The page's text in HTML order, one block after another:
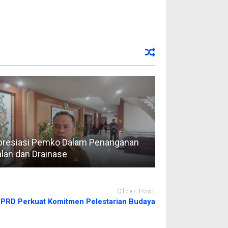
Pemko Dalam Penanganan
dan Drainase
Older Post
Perkuat Komitmen Pelestarian Budaya